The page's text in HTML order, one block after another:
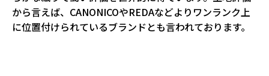
から言えば、CANONICOやREDAなどよりワンランク上
に位置付けられているブランドとも言われております。